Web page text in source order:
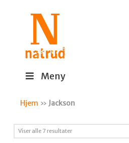
Meny
Hjem » Jackson
Viser alle 7 resultaterSortert